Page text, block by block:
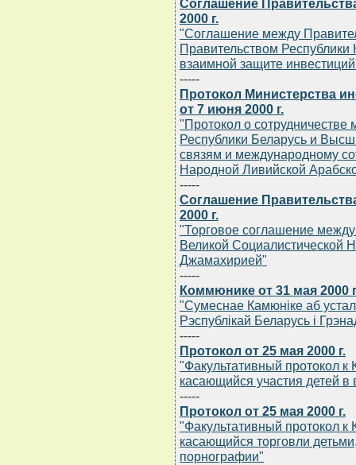
Соглашение
2000 г.
"Соглашение между
Правительством
взаимной защите
-----
Протокол Министерства
от 7 июня 2000 г.
"Протокол о
Республики Беларусь и
связям и международному
Народной Ливийской
-----
Соглашение
2000 г.
"Торговое соглашение
Великой Социалистической
Джамахирией"
-----
Коммюнике от 31 мая 2000
"Сумеснае Камюнiке аб
Рэспублiкай Беларусь i
-----
Протокол от 25 мая 2000 г.
"Факультативный протокол
касающийся участия детей
-----
Протокол от 25 мая 2000 г.
"Факультативный протокол
касающийся торговли
порнографии"